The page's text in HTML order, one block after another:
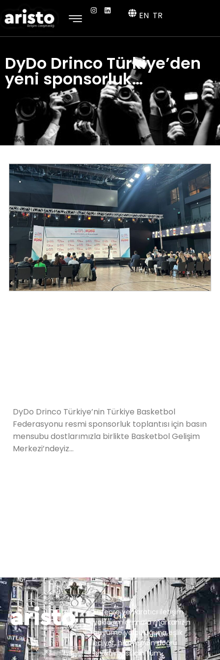
EN TR
DyDo Drinco Türkiye’den
yeni sponsorluk…
DyDo Drinco Türkiye’nin Türkiye Basketbol
Federasyonu resmi sponsorluk toplantısı için basın
mensubu dostlarımızla birlikte Basketbol Gelişim
Merkezi’ndeyiz…
Entegre ve yaratıcı iletişim
yaklaşımlarımızla markanızın
büyüme yolculuğuna eşlik
ediyor, hikayenizin doğru
anlatılması için tüm